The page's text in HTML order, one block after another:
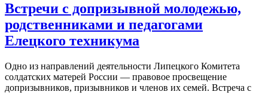
Встречи с допризывной молодежью,
родственниками и педагогами
Елецкого техникума
Одно из направлений деятельности Липецкого Комитета
солдатских матерей России — правовое просвещение
допризывников, призывников и членов их семей. Встреча с